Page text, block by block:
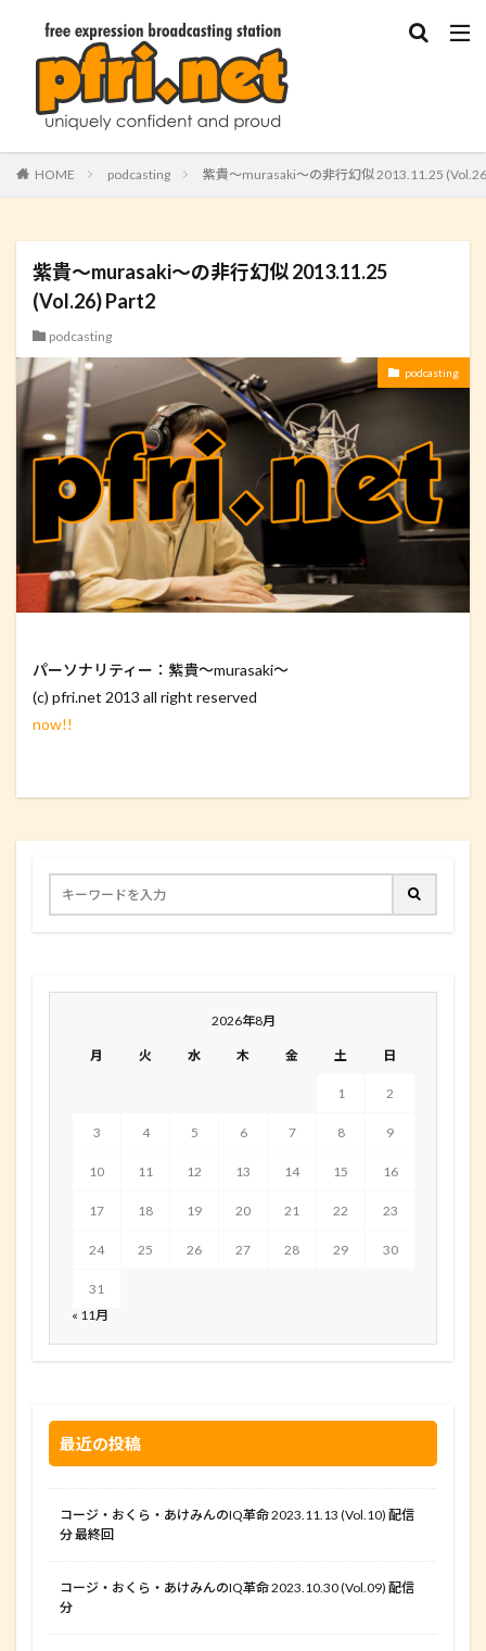
HOME podcasting 紫貴～murasaki～の非行幻似 2013.11.25
紫貴～murasaki～の非行幻似 2013.11.25
(Vol.26) Part2
podcasting
podcasting
パーソナリティー：紫貴～murasaki～
(c) pfri.net 2013 all right reserved
now!!
2026年8月
月 火 水 木 金 土 日
1 2
3 4 5 6 7 8 9
10 11 12 13 14 15 16
17 18 19 20 21 22 23
24 25 26 27 28 29 30
31
« 11月
最近の投稿
コージ・おくら・あけみんのIQ革命 2023.11.13 (Vol.10) 配信
分 最終回
コージ・おくら・あけみんのIQ革命 2023.10.30 (Vol.09) 配信
分